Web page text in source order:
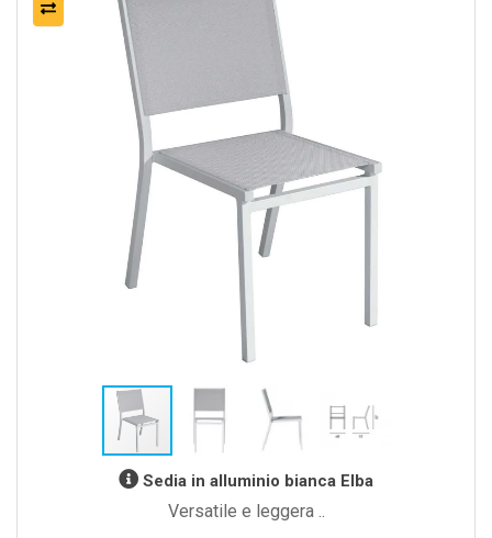
Sedia in alluminio bianca Elba
Versatile e leggera ..